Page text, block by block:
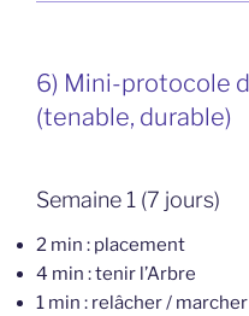
6) Mini-protocole
(tenable, durable)
Semaine 1 (7 jours)
2 min : placement
4 min : tenir l’Arbre
1 min : relâcher /